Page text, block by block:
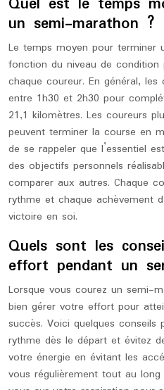
un semi-marathon ?
Le temps moyen pour terminer
fonction du niveau de
chaque coureur. En général,
entre 1h30 et 2h30 pour
21,1 kilomètres. Les coureurs
peuvent terminer la course en
de se rappeler que l’essentiel
des objectifs personnels
comparer aux autres. Chaque
rythme et chaque achèvement
victoire en soi.
Quels sont les
effort pendant un
Lorsque vous courez un semi-
bien gérer votre effort pour
succès. Voici quelques
rythme dès le départ et évitez
votre énergie en évitant les
vous régulièrement tout au